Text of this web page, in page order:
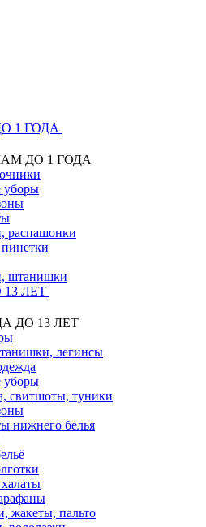
1 ГОДА
ДО 1 ГОДА
уборы
распашонки
штанишки
ЛЕТ
ДО 13 ЛЕТ
легинсы
уборы
свитшоты, туники
нижнего белья
жакеты, пальто